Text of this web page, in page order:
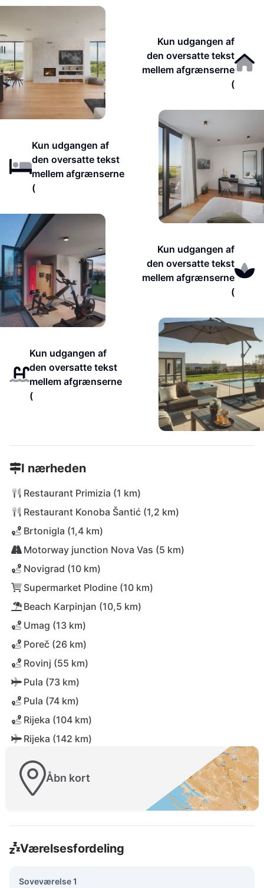
Kun udgangen af
den oversatte tekst
mellem afgrænserne
(
Kun udgangen af
den oversatte tekst
mellem afgrænserne
(
Kun udgangen af
den oversatte tekst
mellem afgrænserne
(
Kun udgangen af
den oversatte tekst
mellem afgrænserne
(
I nærheden
Restaurant Primizia (1 km)
Restaurant Konoba Šantić (1,2 km)
Brtonigla (1,4 km)
Motorway junction Nova Vas (5 km)
Novigrad (10 km)
Supermarket Plodine (10 km)
Beach Karpinjan (10,5 km)
Umag (13 km)
Poreč (26 km)
Rovinj (55 km)
Pula (73 km)
Pula (74 km)
Rijeka (104 km)
Rijeka (142 km)
Åbn kort
Værelsesfordeling
Soveværelse 1